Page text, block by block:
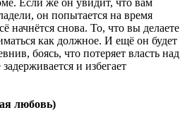
он попытается на время
начнётся снова. То, что вы делаете
как должное. И ещё он будет
боясь, что потеряет власть над
и избегает
любовь)